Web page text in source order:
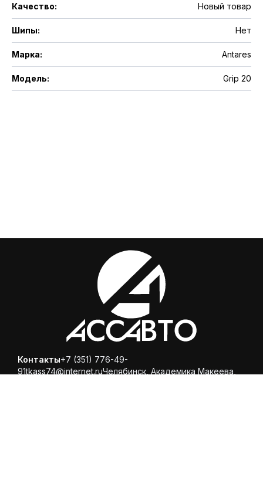
Качество: Новый товар
Шипы: Нет
Марка: Antares
Модель: Grip 20
Контакты+7 (351) 776-49-
91tkass74@internet.ruЧелябинск, ​Академика Макеева,